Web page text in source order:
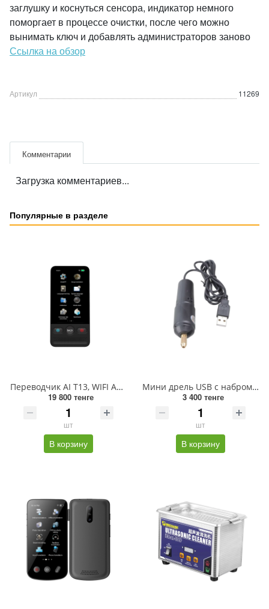
заглушку и коснуться сенсора, индикатор немного
поморгает в процессе очистки, после чего можно
вынимать ключ и добавлять администраторов заново
Ссылка на обзор
Артикул 11269
Комментарии
Загрузка комментариев...
Популярные в разделе
Переводчик AI T13, WIFI Android 7, 1/8 ГБ, 160/17 языков, 1500 мАч, шт.
19 800 тенге
шт
В корзину
Мини дрель USB с набром сверл
3 400 тенге
шт
В корзину